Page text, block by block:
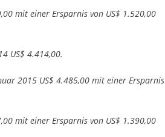
mit einer Ersparnis von US$ 1.520,00
US$ 4.414,00.
2015 US$ 4.485,00 mit einer Ersparnis
mit einer Ersparnis von US$ 1.390,00